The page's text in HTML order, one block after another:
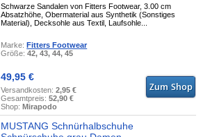
Schwarze Sandalen von Fitters Footwear, 3.00 cm
Absatzhöhe, Obermaterial aus Synthetik (Sonstiges
Material), Decksohle aus Textil, Laufsohle...
Marke: Fitters Footwear
Größe:42, 43, 44, 45
49,95 €
Versandkosten:2,95 €
Gesamtpreis:52,90 €
Shop: Mirapodo
MUSTANG Schnürhalbschuhe